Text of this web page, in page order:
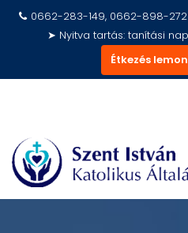
0662-283-149, 0662-898-272
➤ Nyitva tartás: tanítási
Étkezés